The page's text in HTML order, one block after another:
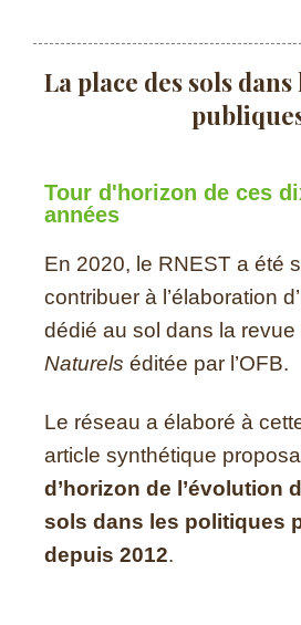
La place des sols
Tour d'horizon de ces
années
En 2020, le RNEST a été
contribuer à l’élaboration
dédié au sol dans la revue
Naturels éditée par l’OFB.
Le réseau a élaboré à
article synthétique
d’horizon de l’évolution
sols dans les politiques
depuis 2012.